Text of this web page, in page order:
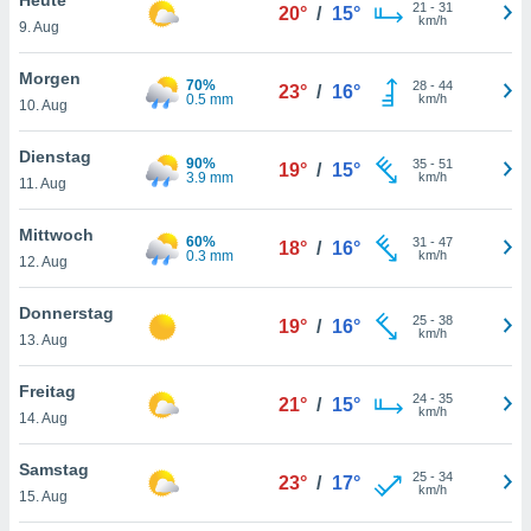
oder
Partner
es uns
das
der
Profil zu
Ihnen
finden
. Sie
jederzeit
Rand
9. Aug
20° / 15° 21 - 31
km/h
Morgen
10. Aug
70%
0.5 mm
23° / 16° 28- 44
km/h
Dienstag
11. Aug
90%
3.9 mm
19° / 15° 35- 51
km/h
Mittwoch
12. Aug
60%
0.3 mm
18° / 16° 31 - 47
km/h
Donnerstag
13. Aug
19° / 16° 25- 38
km/h
Freitag
14. Aug
21° / 15° 24- 35
km/h
Samstag
15. Aug
23° / 17° 25- 34
km/h